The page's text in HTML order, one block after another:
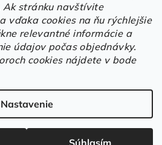
Ak stránku navštívite
vďaka cookies na ňu rýchlejšie
relevantné informácie a
údajov počas objednávky.
cookies nájdete v bode
Nastavenie
Súhlasím
Športové pracovné poltopánky PRESTIGE CLASSIC biele
je 5 z 5 hviezdičiek.
. Všetky práva vyhradené.
cookies